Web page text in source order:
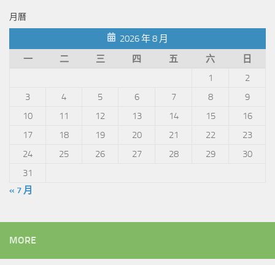
月曆
2026 年 8 月
一
二 三 四 五 六
日
1
2
3
4 5 6 7 8
9
10
11 12 13 14 15
16
17
18 19 20 21 22
23
24
25 26 27 28 29
30
31
« 7 月
MORE